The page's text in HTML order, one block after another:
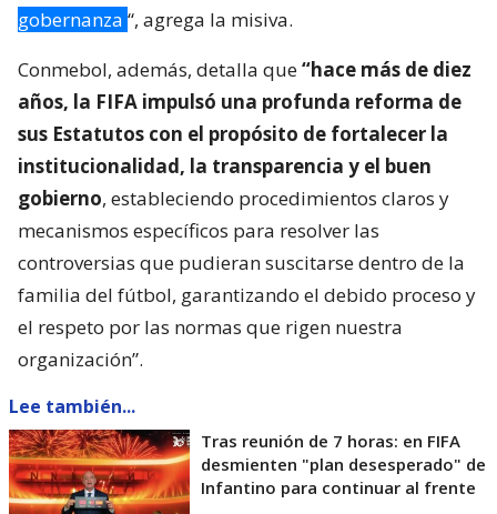
gobernanza “, agrega la misiva.
Conmebol, además, detalla que“hace más de diez
años, la FIFA impulsó una profunda reforma de
sus Estatutos con el propósito de fortalecer la
institucionalidad, la transparencia y el buen
gobierno, estableciendo procedimientos claros y
mecanismos específicos para resolver las
controversias que pudieran suscitarse dentro de la
familia del fútbol, garantizando el debido proceso y
el respeto por las normas que rigen nuestra
organización”.
Lee también...
Tras reunión de 7 horas: en FIFA
desmienten "plan desesperado" de
Infantino para continuar al frente